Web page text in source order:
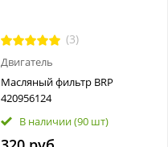
(3)
Двигатель
Масляный фильтр BRP
420956124
В наличии(90 шт)